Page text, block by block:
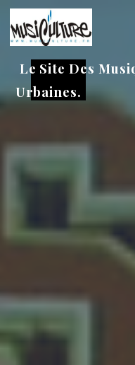
Aller
au
contenu
Le Site Des
Urbaines.